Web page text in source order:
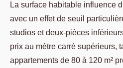
La surface habitable influence
avec un effet de seuil
studios et deux-pièces
prix au mètre carré supérieurs,
appartements de 80 à 120 m²